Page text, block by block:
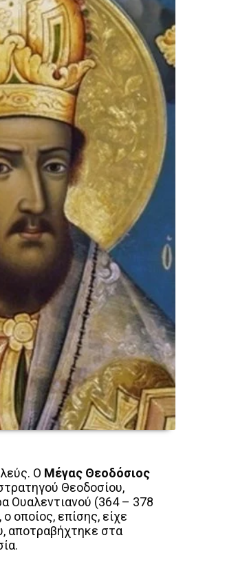
Ο Μέγας Θεοδόσιος
Θεοδοσίου,
Ουαλεντιανού (364 – 378
οποίος, επίσης, είχε
αποτραβήχτηκε στα